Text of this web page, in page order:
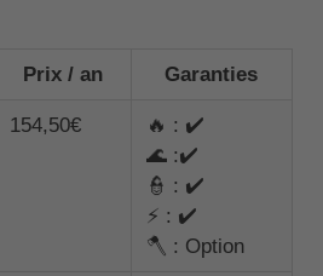
Prix / an Garanties
154,50€
🔥 : ✔️
🌊 :✔️
👮 : ✔️
⚡ : ✔️
🪓 : Option